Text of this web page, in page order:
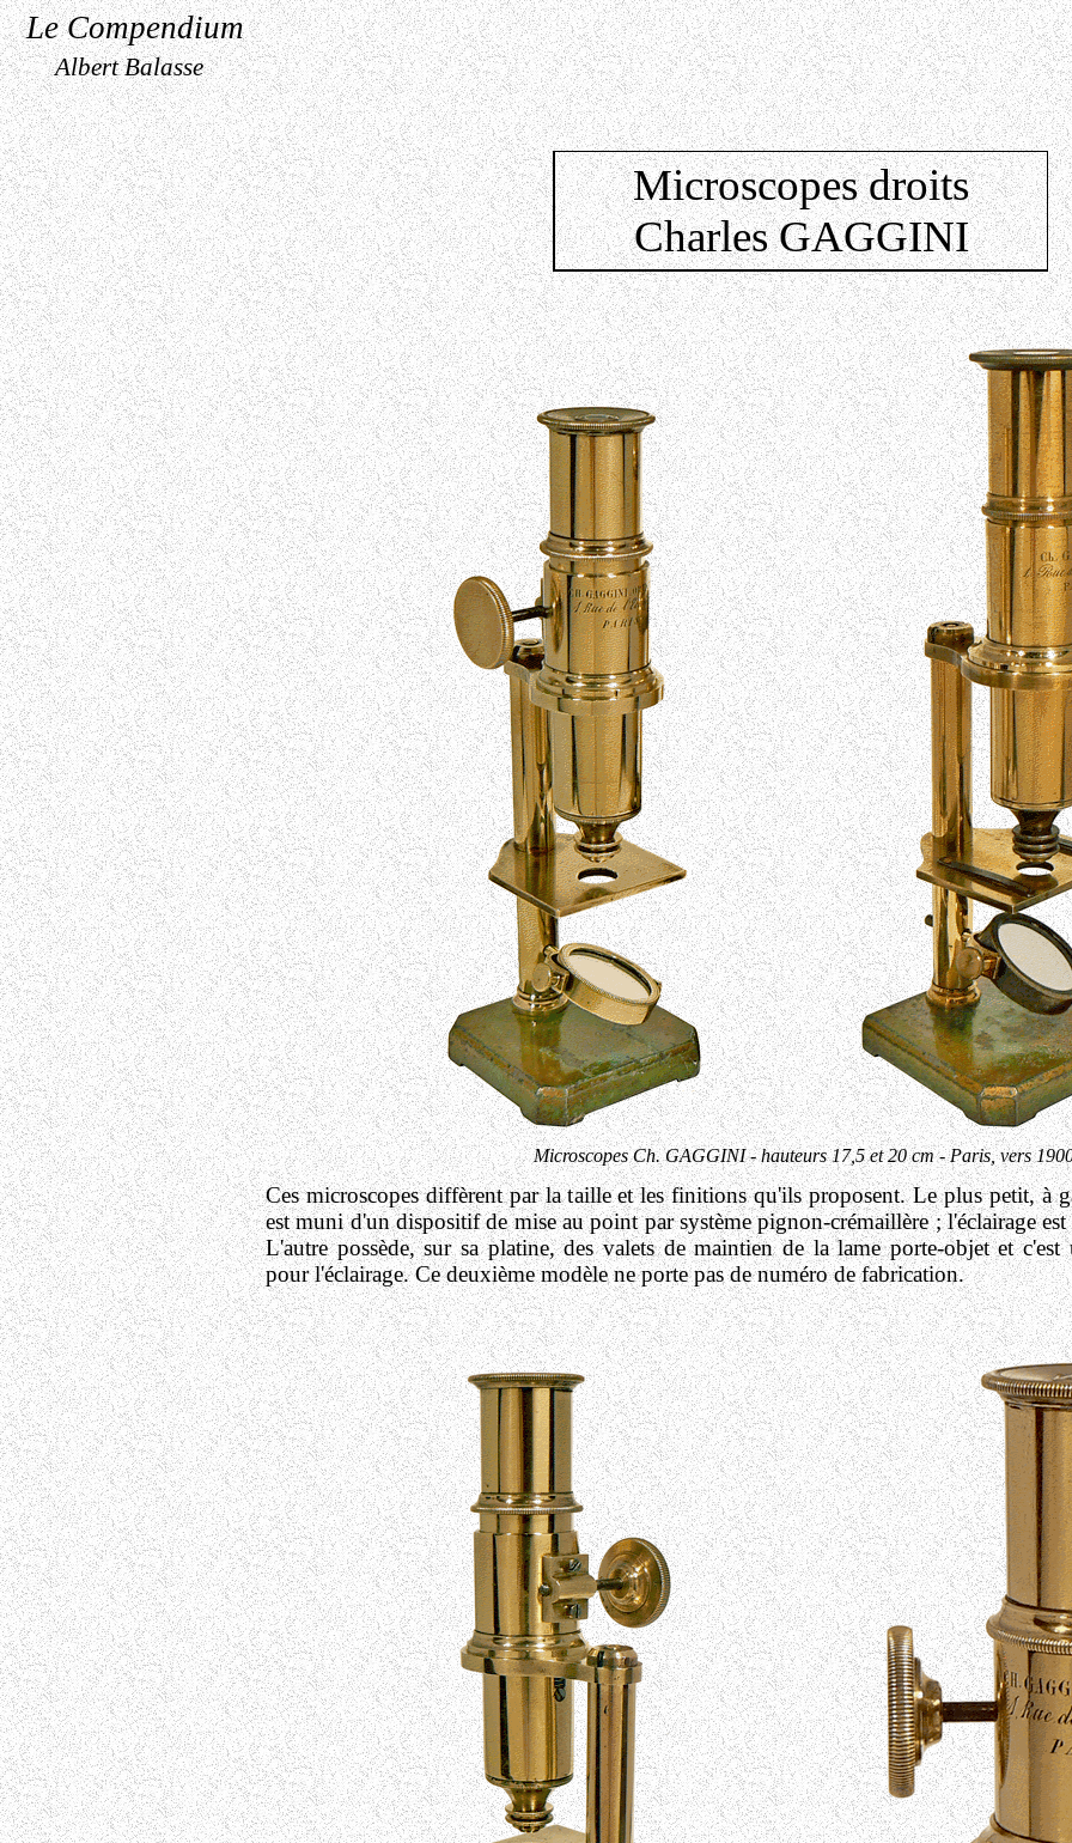
Le Compendium
Albert Balasse
Microscopes droits
Charles GAGGINI
Microscopes Ch. GAGGINI - hauteurs 17,5 et 20 cm - Paris, vers
Ces microscopes diffèrent par la taille et les finitions qu'ils proposent. Le plus petit, à
est muni d'un dispositif de mise au point par système pignon-crémaillère ; l'éclairage
L'autre possède, sur sa platine, desvalets de maintien de la lame porte-objet et
pour l'éclairage. Ce deuxième modèle ne porte pas de numéro de fabrication.